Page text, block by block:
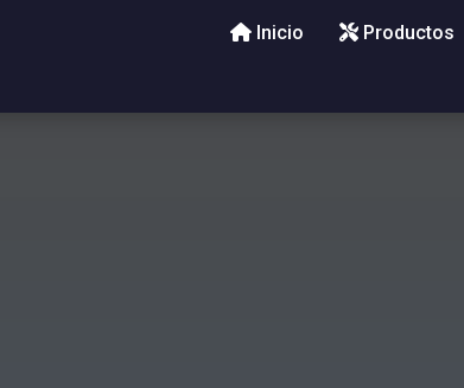
Inicio Productos